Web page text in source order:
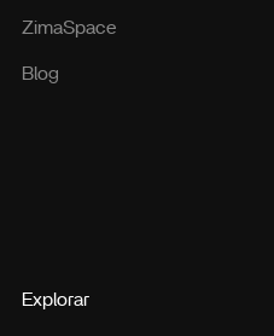
ZimaSpace
Blog
Explorar